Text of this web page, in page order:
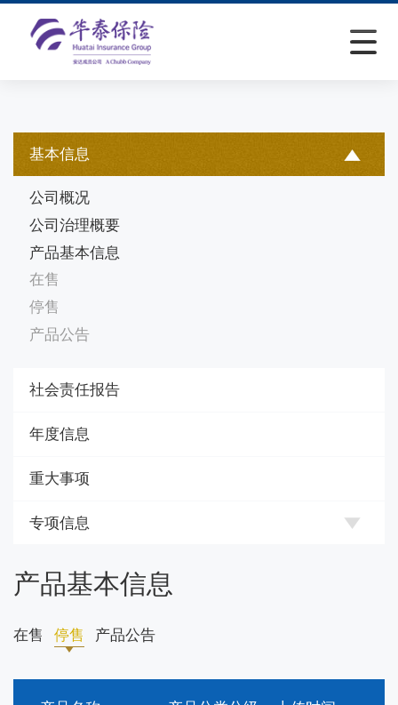
基本信息
公司概况
公司治理概要
产品基本信息
在售
停售
产品公告
社会责任报告
年度信息
重大事项
专项信息
产品基本信息
在售 停售 产品公告